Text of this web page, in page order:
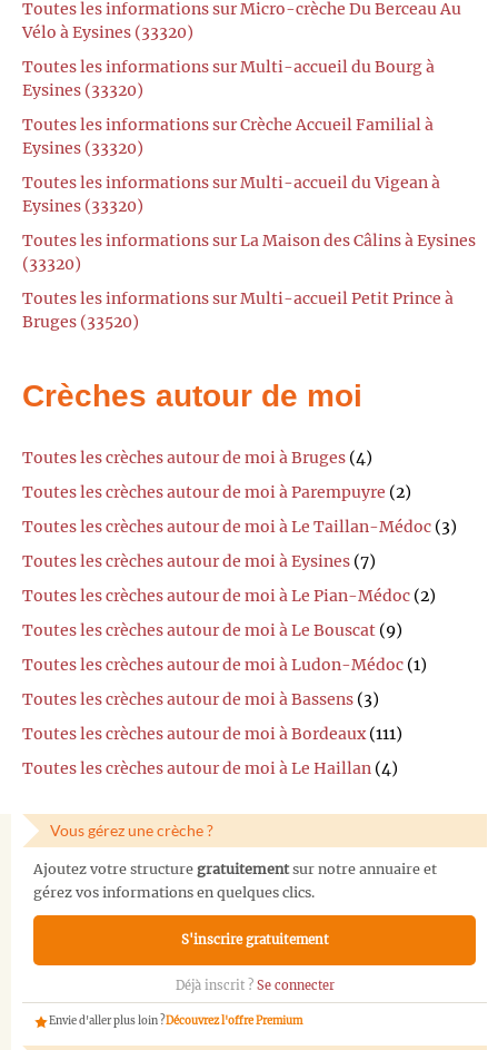
Toutes les informations sur Micro-crèche Du Berceau Au
Vélo à Eysines (33320)
Toutes les informations sur Multi-accueil du Bourg à
Eysines (33320)
Toutes les informations sur Crèche Accueil Familial à
Eysines (33320)
Toutes les informations sur Multi-accueil du Vigean à
Eysines (33320)
Toutes les informations sur La Maison des Câlins à Eysines
(33320)
Toutes les informations sur Multi-accueil Petit Prince à
Bruges (33520)
Crèches autour de moi
Toutes les crèches autour de moi à Bruges (4)
Toutes les crèches autour de moi à Parempuyre (2)
Toutes les crèches autour de moi à Le Taillan-Médoc (3)
Toutes les crèches autour de moi à Eysines (7)
Toutes les crèches autour de moi à Le Pian-Médoc (2)
Toutes les crèches autour de moi à Le Bouscat (9)
Toutes les crèches autour de moi à Ludon-Médoc (1)
Toutes les crèches autour de moi à Bassens (3)
Toutes les crèches autour de moi à Bordeaux(111)
Toutes les crèches autour de moi à Le Haillan (4)
Vous gérez une crèche ?
Ajoutez votre structure gratuitementsur notre annuaire et
gérez vos informations en quelques clics.
S'inscrire gratuitement
Déjà inscrit ? Se connecter
Envie d'aller plus loin ?Découvrez l'offre Premium